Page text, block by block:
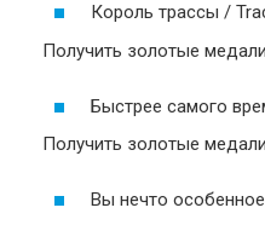
Король трассы /
Получить золотые
Быстрее самого
Получить золотые
Вы нечто